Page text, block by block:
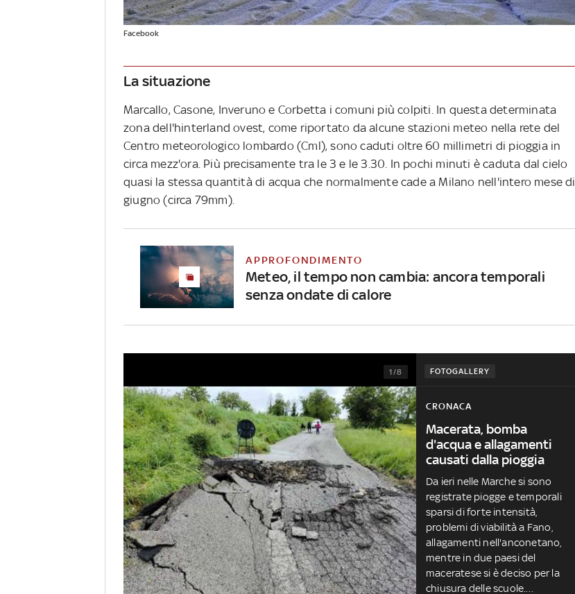
Facebook
La situazione
Marcallo, Casone, Inveruno e Corbetta i comuni più colpiti. In questa determinata
zona dell'hinterland ovest, come riportato da alcune stazioni meteo nella rete del
Centro meteorologico lombardo (Cml), sono caduti oltre 60 millimetri di pioggia in
circa mezz'ora. Più precisamente tra le 3 e le 3.30. In pochi minuti è caduta dal cielo
quasi la stessa quantità di acqua che normalmente cade a Milano nell'intero mese di
giugno (circa 79mm).
APPROFONDIMENTO
Meteo, il tempo non cambia: ancora temporali
senza ondate di calore
FOTOGALLERY
1/8
CRONACA
Macerata, bomba
d'acqua e allagamenti
causati dalla pioggia
Da ieri nelle Marche si sono
registrate piogge e temporali
sparsi di forte intensità,
problemi di viabilità a Fano,
allagamenti nell'anconetano,
mentre in due paesi del
maceratese si è deciso per la
chiusura delle scuole.